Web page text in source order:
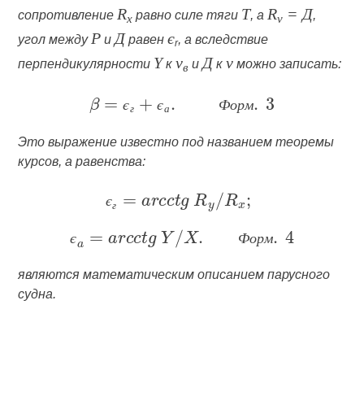
сопротивление Rx равно силе тяги T, а Rv = Д,
угол между P и Д равенє‎r, а вследствие
перпендикулярности Y кvв и Д кv можно записать:
є
г
є
а
Ф орм
Это выражение известно под названием теоремы
курсов, а равенства:
є
є Ф о рм
являются математическим описанием парусного
судна.